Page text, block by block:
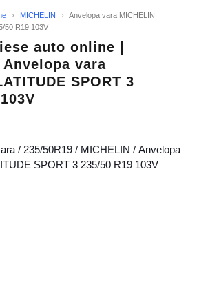
› MICHELIN ›
Anvelopa vara MICHELIN
50 R19 103V
auto online |
Anvelopa vara
SPORT 3
/ 235/50R19 / MICHELIN / Anvelopa
SPORT 3 235/50 R19 103V